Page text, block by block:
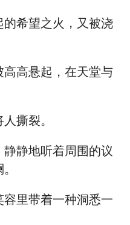
希望之火，又被浇
高高悬起，在天堂与
撕裂。
静地听着周围的议
里带着一种洞悉一